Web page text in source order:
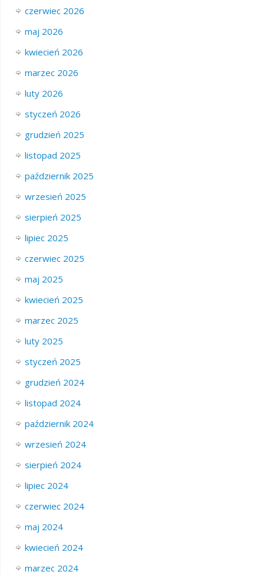
czerwiec 2026
maj 2026
kwiecień 2026
marzec 2026
luty 2026
styczeń 2026
grudzień 2025
listopad 2025
październik 2025
wrzesień 2025
sierpień 2025
lipiec 2025
czerwiec 2025
maj 2025
kwiecień 2025
marzec 2025
luty 2025
styczeń 2025
grudzień 2024
listopad 2024
październik 2024
wrzesień 2024
sierpień 2024
lipiec 2024
czerwiec 2024
maj 2024
kwiecień 2024
marzec 2024